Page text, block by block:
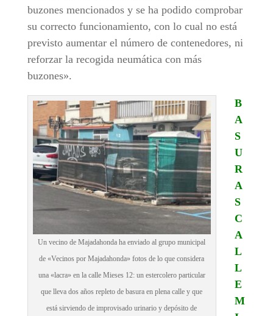
buzones mencionados y se ha podido comprobar
su correcto funcionamiento, con lo cual no está
previsto aumentar el número de contenedores, ni
reforzar la recogida neumática con más
buzones».
Un vecino de Majadahonda ha enviado al grupo municipal
de «Vecinos por Majadahonda» fotos de lo que considera
una «lacra» en la calle Mieses 12: un estercolero particular
que lleva dos años repleto de basura en plena calle y que
está sirviendo de improvisado urinario y depósito de
B
A
S
U
R
A
S
C
A
L
L
E
M